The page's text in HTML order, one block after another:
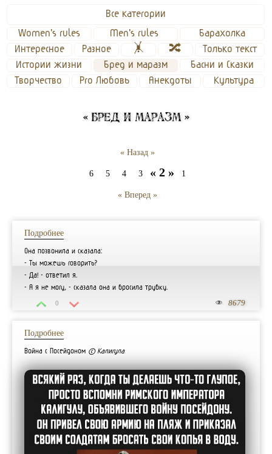
Все категории
Women's rules
Men's rules
Барахолка
Интересное
Разное 🤸 🔀
Только текст
Истории жизни
Бред и маразм
Басни и Сказки
Творчество
Pro Любовь Анекдоты Культура
« Бред и маразм »
« Назад »
6 5 4 3 « 2 » 1
« Вперед »
8679
0
Подробнее
Она позвонила и сказала:
- Ты можешь говорить?
- Да! - ответил я.
- А я не могу, - сказала она и бросила трубку.
Подробнее
Война с Посейдоном © Калигула